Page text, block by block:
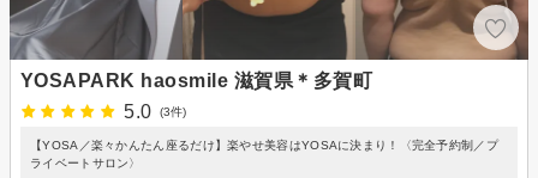
YOSAPARK haosmile 滋賀県＊多賀町
5.0
(3件)
【YOSA／楽々かんたん座るだけ】楽やせ美容はYOSAに決まり！〈完全予約制／プ
ライベートサロン〉